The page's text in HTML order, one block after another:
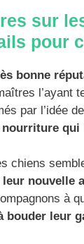
sur
pour
bonne
l’ayant
par l’idée
nourriture qui
chiens
nouvelle
à
bouder leur